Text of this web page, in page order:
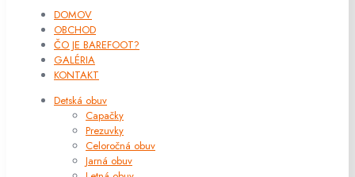
DOMOV
OBCHOD
ČO JE BAREFOOT?
GALÉRIA
KONTAKT
Detská obuv
Capačky
Prezuvky
Celoročná obuv
Jarná obuv